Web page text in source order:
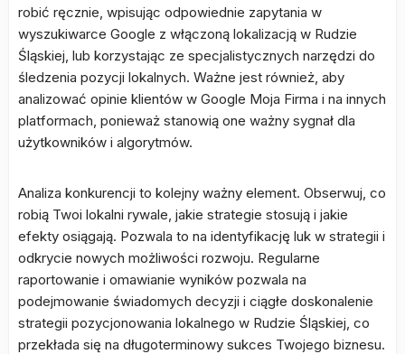
robić ręcznie, wpisując odpowiednie zapytania w
wyszukiwarce Google z włączoną lokalizacją w Rudzie
Śląskiej, lub korzystając ze specjalistycznych narzędzi do
śledzenia pozycji lokalnych. Ważne jest również, aby
analizować opinie klientów w Google Moja Firma i na innych
platformach, ponieważ stanowią one ważny sygnał dla
użytkowników i algorytmów.
Analiza konkurencji to kolejny ważny element. Obserwuj, co
robią Twoi lokalni rywale, jakie strategie stosują i jakie
efekty osiągają. Pozwala to na identyfikację luk w strategii i
odkrycie nowych możliwości rozwoju. Regularne
raportowanie i omawianie wyników pozwala na
podejmowanie świadomych decyzji i ciągłe doskonalenie
strategii pozycjonowania lokalnego w Rudzie Śląskiej, co
przekłada się na długoterminowy sukces Twojego biznesu.